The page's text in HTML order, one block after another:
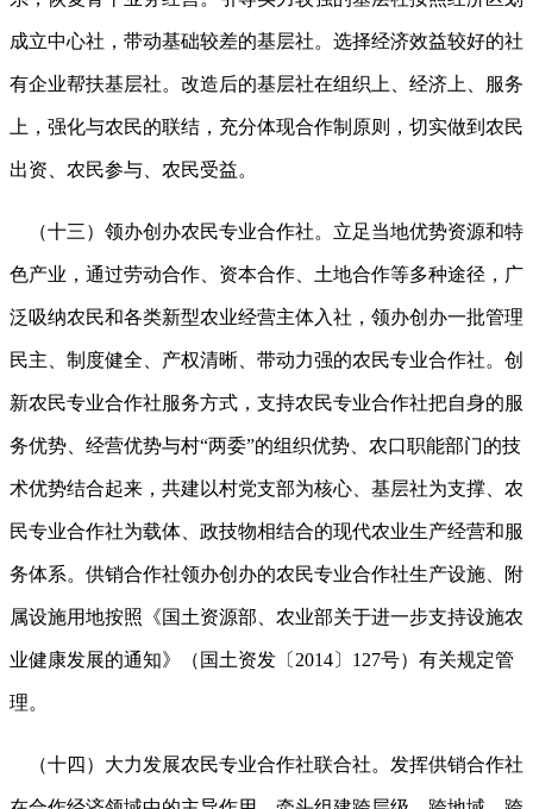
成立中心社，带动基础较差的基层社。选择经济效益较好的社
有企业帮扶基层社。改造后的基层社在组织上、经济上、服务
上，强化与农民的联结，充分体现合作制原则，切实做到农民
出资、农民参与、农民受益。
（十三）领办创办农民专业合作社。立足当地优势资源和特
色产业，通过劳动合作、资本合作、土地合作等多种途径，广
泛吸纳农民和各类新型农业经营主体入社，领办创办一批管理
民主、制度健全、产权清晰、带动力强的农民专业合作社。创
新农民专业合作社服务方式，支持农民专业合作社把自身的服
务优势、经营优势与村“两委”的组织优势、农口职能部门的技
术优势结合起来，共建以村党支部为核心、基层社为支撑、农
民专业合作社为载体、政技物相结合的现代农业生产经营和服
务体系。供销合作社领办创办的农民专业合作社生产设施、附
属设施用地按照《国土资源部、农业部关于进一步支持设施农
业健康发展的通知》（国土资发〔2014〕127号）有关规定管
理。
（十四）大力发展农民专业合作社联合社。发挥供销合作社